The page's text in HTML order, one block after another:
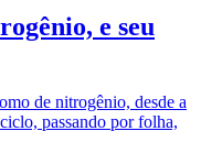
e seu
de nitrogênio, desde a
passando por folha,